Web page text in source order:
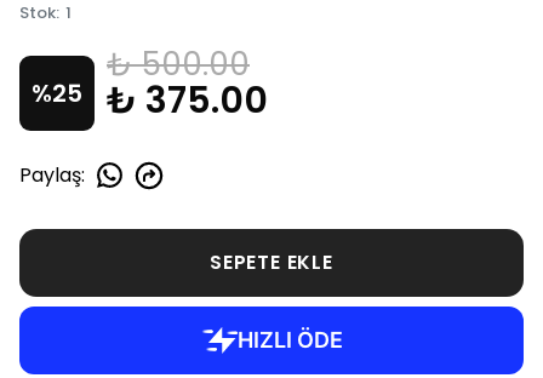
Stok: 1
%25
₺ 500.00
₺ 375.00
Paylaş:
SEPETE EKLE